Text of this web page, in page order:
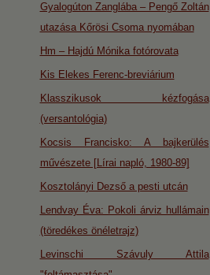
Gyalogúton Zanglába – Pengő Zoltán
utazása Kőrösi Csoma nyomában
Hm – Hajdú Mónika fotórovata
Kis Elekes Ferenc-breviárium
Klasszikusok kézfogása
(versantológia)
Kocsis Francisko: A bajkerülés
művészete [Lírai napló, 1980-89]
Kosztolányi Dezső a pesti utcán
Lendvay Éva: Pokoli árviz hullámain
(töredékes önéletrajz)
Levinschi Szávuly Attila